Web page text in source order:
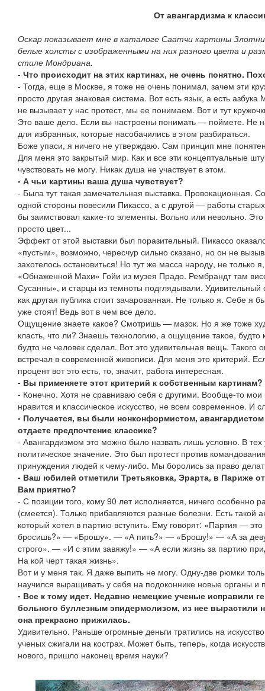
От авангардизма к
Оскар показывает мне в каталоге Саатчи картины
белые холсты с изображенными на них разного цвета и
стиле Мондриана.
- Что происходит на этих картинах, не очень понятно.
- Тогда, еще в Москве, я тоже не очень понимал, зачем эти
просто другая знаковая система. Вот есть язык, а есть
не вызывает у нас протест, мы ее понимаем. Вот и тут
Это ваше дело. Если вы настроены понимать — поймете. Не
для избранных, которые насобачились в этом разбираться.
Боже упаси, я ничего не утверждаю. Сам принцип мне
Для меня это закрытый мир. Как и все эти концептуальные
чувствовать не могу. Никак душа не участвует в этом.
- А чьи картины ваша душа чувствует?
- Была тут такая замечательная выставка. Провокационная.
одной стороны повесили Пикассо, а с другой — работы
бы заимствовал какие-то элементы. Вольно или невольно.
просто цвет...
Эффект от этой выставки был поразительный. Пикассо
«пустым», возможно, чересчур сильно сказано, но он не
захотелось остановиться! Но тут же масса народу, не только
«Обнаженной Махи» Гойи из музея Прадо. Рембрандт там
Сусанны», и старцы из темноты подглядывали.
как другая публика стоит зачарованная. Не только я. Себе я
уже стоят! Ведь вот в чем все дело.
Ощущение знаете какое? Смотришь — мазок. Но я же тоже
класть, что ли? Знаешь технологию, а ощущение такое, будто
будто не человек сделал. Вот это удивительная вещь. Такого
встречал в современной живописи. Для меня это критерий.
процент вот это есть, то, значит, работа интересная.
- Вы применяете этот критерий к собственным картинам?
- Конечно. Хотя не сравниваю себя с другими. Вообще-то
нравится и классическое искусство, не всем современное. И
- Получается, вы были нонконформистом, авангардистом
отдаете предпочтение классике?
- Авангардизмом это можно было назвать лишь условно. В
политическое значение. Это был протест против
принуждения людей к чему-либо. Мы боролись за право
- Ваш юбилей отметили Третьяковка, Эрарта, в Париже
Вам приятно?
- С позиции того, кому 90 лет исполняется, ничего особенно
(смеется). Только прибавляются разные болезни. Есть такой
который хотел в партию вступить. Ему говорят: «Партия —
бросишь?» — «Брошу». — «А пить?» — «Брошу!» — «А за
строго». — «И с этим завяжу!» — «А если жизнь за партию
На кой черт такая жизнь».
Вот и у меня так. Я даже выпить не могу. Одну-две рюмки
научился выращивать у себя на подоконнике новые органы и
- Все к тому идет. Недавно немецкие ученые исправили
больного буллезным эпидермолизом, из нее вырастили
она прекрасно прижилась.
Удивительно. Раньше огромные деньги тратились на
ученых сжигали на кострах. Может быть, теперь, когда
нового, пришло наконец время науки?